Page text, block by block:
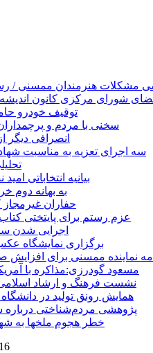
مشکلات هنرمندان ممسنی /
شورای مرکزی کانون
توقیف خودرو
سخنی با مردم و
انصرافی دیگر
سه اجرای تعزیه به مناسبت
بیانیه انتخاباتی
به بهانه دوم
حفاران
عزم رستم برای پایتختی کتاب
اجرایی شدن
برگزاری نمایشگاه
نماینده ممسنی برای
مسعود گودرزی:مذاکره با
نشست فرهنگ و ارشاد
همایش رونق تولید در
پژوهشی مردم‌شناختی
خطر هجوم ملخها به